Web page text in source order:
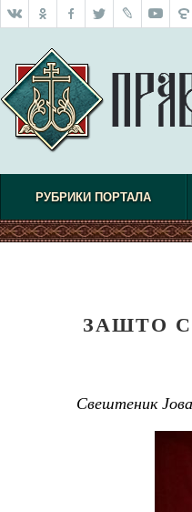
РУБРИКИ ПОРТАЛА
ЗАШТО
Свештеник